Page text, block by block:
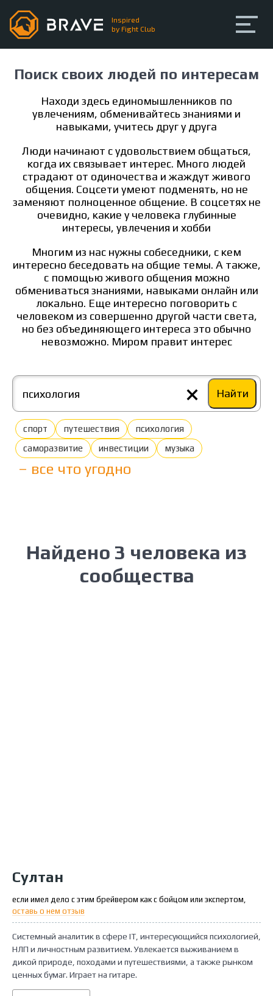
Inspired
by Fight Club
Тренинги
Сообщество
Регистрация Вход
Поиск своих людей по интересам
Находи здесь единомышленников по
увлечениям, обменивайтесь знаниями и
навыками, учитесь друг у друга
Люди начинают с удовольствием общаться,
когда их связывает интерес. Много людей
страдают от одиночества и жаждут живого
общения. Соцсети умеют подменять, но не
заменяют полноценное общение. В соцсетях не
очевидно, какие у человека глубинные
интересы, увлечения и хобби
Многим из нас нужны собеседники, с кем
интересно беседовать на общие темы. А также,
с помощью живого общения можно
обмениваться знаниями, навыками онлайн или
локально. Еще интересно поговорить с
человеком из совершенно другой части света,
но без объединяющего интереса это обычно
невозможно. Миром правит интерес
× Найти
спорт путешествия
психология
саморазвитие
инвестиции музыка
– все что угодно
Найдено 3 человека из
сообщества
Султан
если имел дело с этим брейвером как с бойцом или экспертом,
оставь о нем отзыв
Системный аналитик в сфере IT, интересующийся психологией,
НЛП и личностным развитием. Увлекается выживанием в
дикой природе, походами и путешествиями, а также рынком
ценных бумаг. Играет на гитаре.